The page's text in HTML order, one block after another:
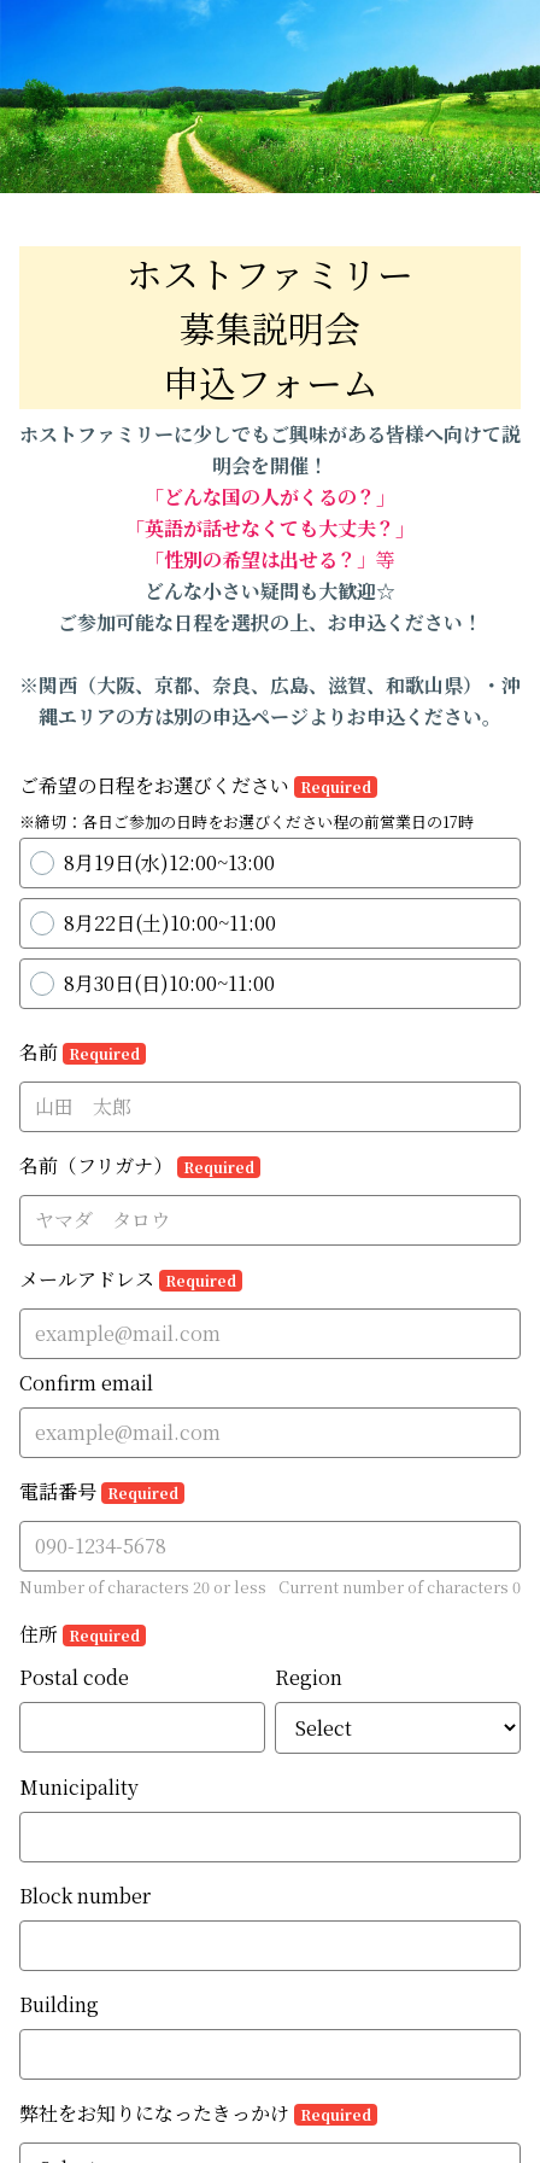
ホストファミリー
募集説明会
申込フォーム
ホストファミリーに少しでもご興味がある皆様へ向けて説
明会を開催！
「どんな国の人がくるの？」
「英語が話せなくても大丈夫？」
「性別の希望は出せる？ 」等
どんな小さい疑問も大歓迎☆
ご参加可能な日程を選択の上、お申込ください！
※関西（大阪、京都、奈良、広島、滋賀、和歌山県）・沖
縄エリアの方は別の申込ページよりお申込ください。
ご希望の日程をお選びください Required
※締切：各日ご参加の日時をお選びください程の前営業日の17時
8月19日(水)12:00~13:00
8月22日(土)10:00~11:00
8月30日(日)10:00~11:00
名前 Required
名前（フリガナ） Required
メールアドレス Required
Confirm email
電話番号 Required
Number of characters 20 or less Current number of characters 0
住所 Required
Postal code Region
Municipality
Block number
Building
弊社をお知りになったきっかけ Required